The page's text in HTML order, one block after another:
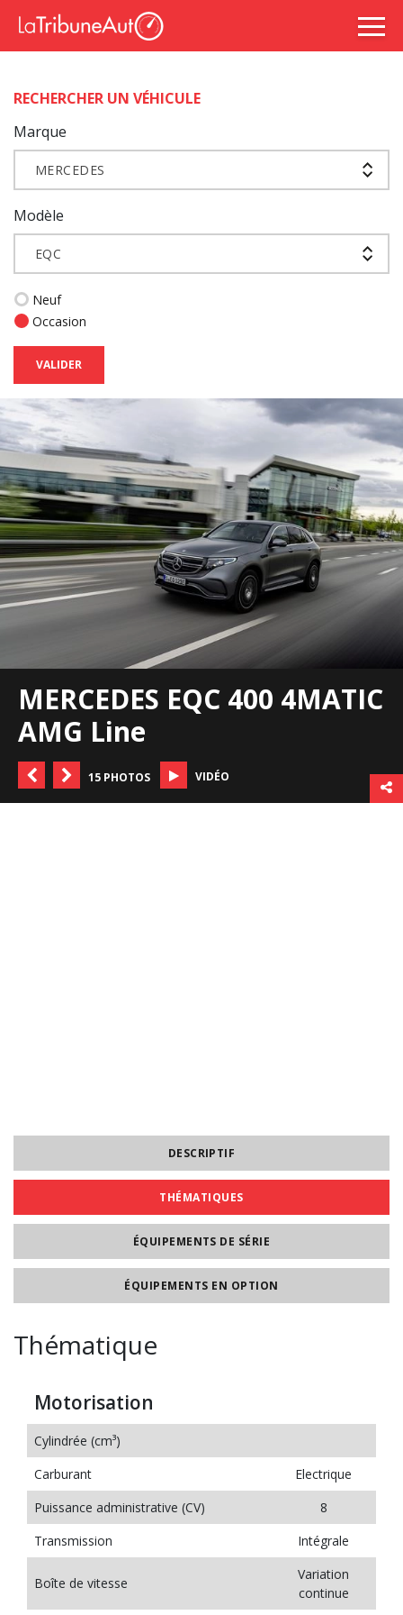
RECHERCHER UN VÉHICULE
Marque
MERCEDES
Modèle
EQC
Neuf
Occasion
VALIDER
MERCEDES EQC 400 4MATIC
AMG Line
15 PHOTOS VIDÉO
DESCRIPTIF
THÉMATIQUES
ÉQUIPEMENTS DE SÉRIE
ÉQUIPEMENTS EN OPTION
Thématique
Motorisation
Cylindrée (cm³)
Carburant
Electrique
Puissance administrative (CV)
8
Transmission
Intégrale
Boîte de vitesse
Variation
continue